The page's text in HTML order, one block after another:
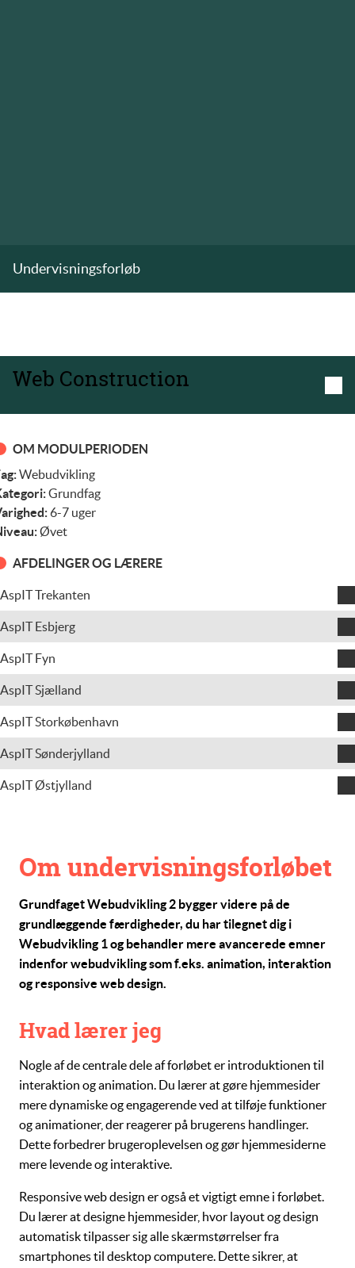
Undervisningsforløb
Om undervisningsforløbet
GrundfagetWebudvikling 2 bygger videre på de
grundlæggende færdigheder, du har tilegnet dig i
Webudvikling 1og behandler mere avancerede emner
indenfor webudviklingsom f.eks. animation, interaktion
og responsive web design.
Hvad lærer jeg
Nogle af de centrale dele af forløbet er introduktionen til
interaktion oganimation. Du lærer at gøre hjemmesider
mere dynamiske og engagerende ved at tilføje funktioner
og animationer, der reagerer på brugerens handlinger.
Dette forbedrer brugeroplevelsen og gør hjemmesiderne
mere levende og interaktive.
Responsive web design er også et vigtigt emne i forløbet.
Du lærer at designe hjemmesider, hvor layout og design
automatisk tilpasser sig alle skærmstørrelser fra
smartphones til desktop computere. Dette sikrer, at
Web Construction
OM MODULPERIODEN
Webudvikling
Grundfag
6-7 uger
Øvet
AFDELINGER OG LÆRERE
AspIT Trekanten
Kenneth Hougård Sørensen
AspIT Esbjerg
Rasmus Hein Midjord
AspIT Fyn
Sverre Kjørup Carlsson
Emil Wibe
AspIT Sjælland
Sverre Kjørup Carlsson
Emil Wibe
AspIT Storkøbenhavn
Klement Baastrup Johansen
AspIT Sønderjylland
Jonas Greve
Hanne Lund
AspIT Østjylland